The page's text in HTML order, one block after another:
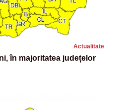
Actualitate
în majoritatea județelor